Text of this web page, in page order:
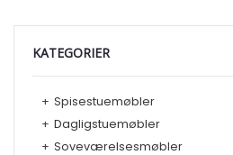
KATEGORIER
+ Spisestuemøbler
+ Dagligstuemøbler
+ Soveværelsesmøbler